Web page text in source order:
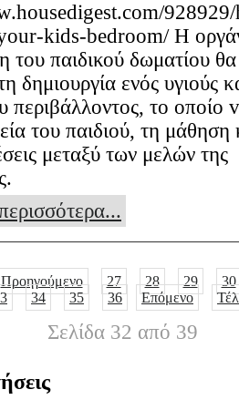
kids-bedroom/ Η
του παιδικού δωματίου
δημιουργία ενός υγιούς
περιβάλλοντος, το οποίο
του παιδιού, τη μάθηση
μεταξύ των μελών της
Προηγούμενο 27 28 29
30
34 35 36 Επόμενο
Σελίδα 32 από 39